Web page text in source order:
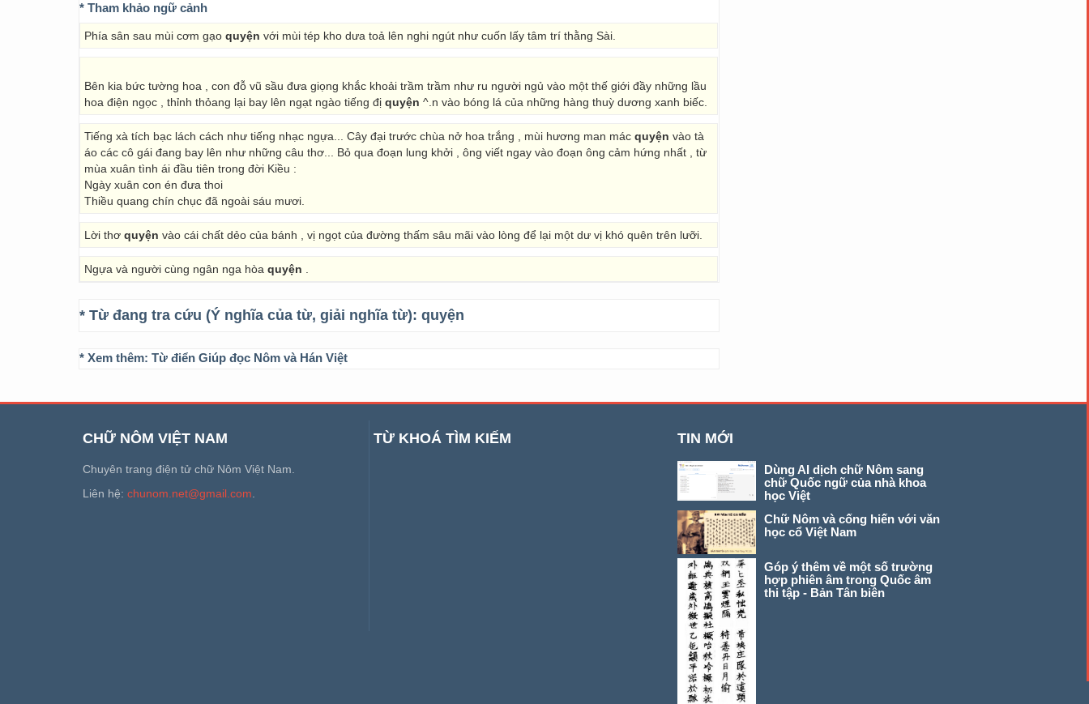
* Tham khảo ngữ cảnh
Phía sân sau mùi cơm gạo quyện với mùi tép kho dưa toả lên nghi ngút như cuốn lấy tâm trí thằng Sài.
Bên kia bức tường hoa , con đỗ vũ sầu đưa giọng khắc khoải trầm trầm như ru người ngủ vào một thế giới đầy những lầu
hoa điện ngọc , thỉnh thỏang lại bay lên ngạt ngào tiếng đị quyện ^.n vào bóng lá của những hàng thuỳ dương xanh biếc.
Tiếng xà tích bạc lách cách như tiếng nhạc ngựa... Cây đại trước chùa nở hoa trắng , mùi hương man mác quyện vào tà
áo các cô gái đang bay lên như những câu thơ... Bỏ qua đoạn lung khởi , ông viết ngay vào đoạn ông cảm hứng nhất , từ
mùa xuân tình ái đầu tiên trong đời Kiều :
Ngày xuân con én đưa thoi
Thiều quang chín chục đã ngoài sáu mươi.
Lời thơ quyện vào cái chất dẻo của bánh , vị ngọt của đường thấm sâu mãi vào lòng để lại một dư vị khó quên trên lưỡi.
Ngựa và người cùng ngân nga hòa quyện
* Từ đang tra cứu (Ý nghĩa của từ, giải nghĩa từ): quyện
* Xem thêm: Từ điển Giúp đọc Nôm và Hán Việt
CHỮ NÔM VIỆT NAM
Chuyên trang điện tử chữ Nôm Việt Nam.
Liên hệ: chunom.net@gmail.com
TỪ KHOÁ TÌM KIẾM TIN MỚI
Dùng AI dịch chữ Nôm sang
chữ Quốc ngữ của nhà khoa
học Việt
Chữ Nôm và cống hiến với văn
học cổ Việt Nam
Góp ý thêm về một số trường
hợp phiên âm trong Quốc âm
thi tập - Bản Tân biên